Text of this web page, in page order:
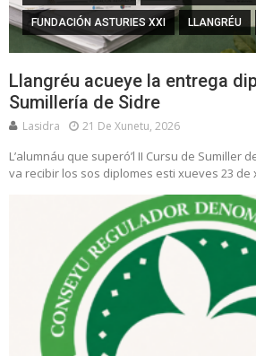
FUNDACIÓN ASTURIES XXI LLANGRÉU
Llangréu acueye la entrega
Sumillería de Sidre
Lasidra 21 De Xunetu, 2026
L’alumnáu que superó’l II Cursu de Sumiller
va recibir los sos diplomes esti xueves 23 de